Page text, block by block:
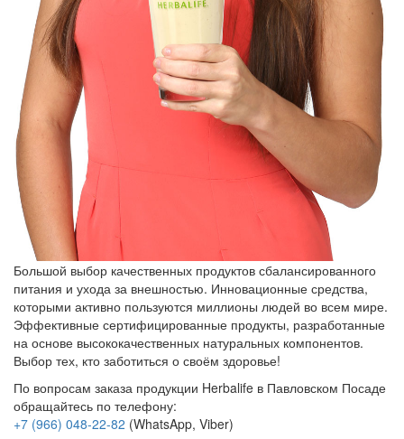
Большой выбор качественных продуктов сбалансированного
питания и ухода за внешностью. Инновационные средства,
которыми активно пользуются миллионы людей во всем мире.
Эффективные сертифицированные продукты, разработанные
на основе высококачественных натуральных компонентов.
Выбор тех, кто заботиться о своём здоровье!
По вопросам заказа продукции Herbalife в Павловском Посаде
обращайтесь по телефону:
+7 (966) 048-22-82 (WhatsApp, Viber)